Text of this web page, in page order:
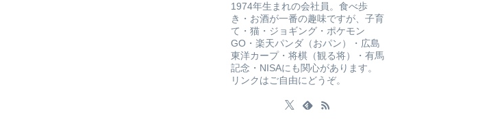
1974年生まれの会社員。食べ歩
き・お酒が一番の趣味ですが、子育
て・猫・ジョギング・ポケモン
GO・楽天パンダ（おパン）・広島
東洋カープ・将棋（観る将）・有馬
記念・NISAにも関心があります。
リンクはご自由にどうぞ。